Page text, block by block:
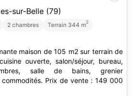
sur-Belle (79)
2 chambres Terrain 344 m2
maison de 105 m2 sur terrain de
ouverte, salon/séjour, bureau,
salle de bains, grenier
commodités. Prix de vente : 149 000